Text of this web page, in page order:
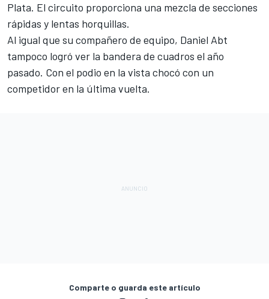
Plata. El circuito proporciona una mezcla de secciones
rápidas y lentas horquillas.
Al igual que su compañero de equipo, Daniel Abt
tampoco logró ver la bandera de cuadros el año
pasado. Con el podio en la vista chocó con un
competidor en la última vuelta.
Comparte o guarda este artículo